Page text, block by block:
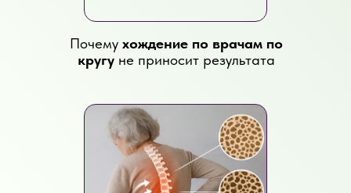
Почемухождение по врачам по
кругуне приносит результата